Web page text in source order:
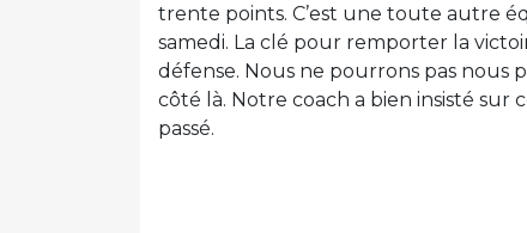
trente points. C’est une toute autre
samedi. La clé pour remporter la
défense. Nous ne pourrons pas nous
côté là. Notre coach a bien insisté sur
passé.